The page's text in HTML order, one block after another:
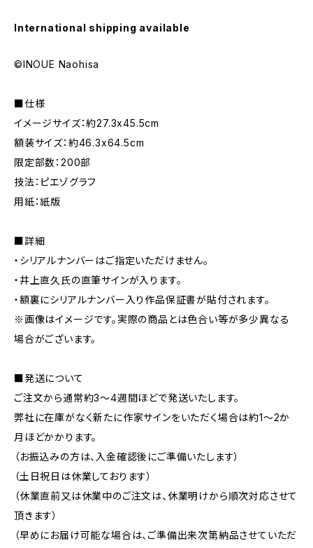
International shipping available
©INOUE Naohisa
■仕様
イメージサイズ：約27.3x45.5cm
額装サイズ：約46.3x64.5cm
限定部数：200部
技法：ピエゾグラフ
用紙：紙版
■詳細
・シリアルナンバーはご指定いただけません。
・井上直久氏の直筆サインが入ります。
・額裏にシリアルナンバー入り作品保証書が貼付されます。
※画像はイメージです。実際の商品とは色合い等が多少異なる
場合がございます。
■発送について
ご注文から通常約3〜4週間ほどで発送いたします。
弊社に在庫がなく新たに作家サインをいただく場合は約1〜2か
月ほどかかります。
（お振込みの方は、入金確認後にご準備いたします）
（土日祝日は休業しております）
（休業直前又は休業中のご注文は、休業明けから順次対応させて
頂きます）
（早めにお届け可能な場合は、ご準備出来次第納品させていただ